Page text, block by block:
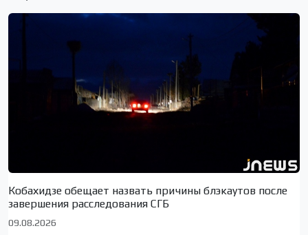
Кобахидзе обещает назвать причины блэкаутов после
завершения расследования СГБ
09.08.2026